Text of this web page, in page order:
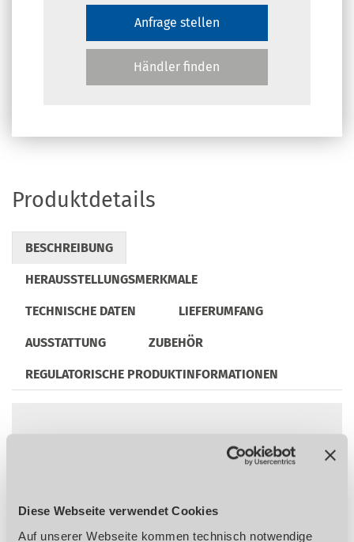
Diese Webseite verwendet Cookies
Auf unserer Webseite kommen technisch notwendige
Anfrage stellen
Händler finden
Produktdetails
BESCHREIBUNG
HERAUSSTELLUNGSMERKMALE
TECHNISCHE DATEN LIEFERUMFANG
AUSSTATTUNG ZUBEHÖR
REGULATORISCHE PRODUKTINFORMATIONEN
Maschinenkopf von 0 bis 90 Grad
Bruchgefahr
Rechts-Links-Lauf am Maschinenkopf